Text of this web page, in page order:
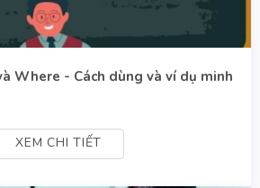
Where - Cách dùng và ví dụ minh
XEM CHI TIẾT